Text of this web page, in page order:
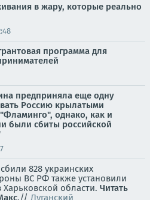
в жару, которые реально
программа для
предприняла еще одну
Россию крылатыми
однако, как и
были сбиты российской
828 украинских
ВС РФ также установили
области. Читать
,// Луганский